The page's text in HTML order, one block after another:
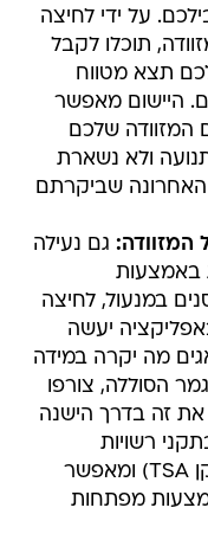
על ידי לחיצה
תוכלו לקבל
תצא מטווח
3 או 12 מטרים. היישום מאפשר
המזוודה שלכם
ולא נשארת
האחרונה שביקרתם
המזוודה: גם נעילה
באמצעות
במנעול, לחיצה
יעשה
מה יקרה במידה
הסוללה, צורפו
זה בדרך הישנה
רשויות
הבטיחות של שדות התעופה (תקן TSA) ומאפשר
מפתחות